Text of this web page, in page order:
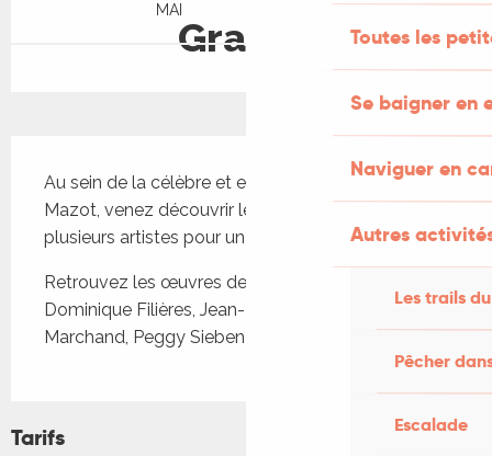
Toutes les
Se baigner en
Naviguer en
Autres
Les trails
Pêcher
Escalade
MAI SEPTEMBRE
Gratuit
Au sein de la célèbre et emblématique Maison
Mazot, venez découvrir le travail exceptionnel de
plusieurs artistes pour un exposition commune
Retrouvez les œuvres de Robert Boudinet,
Dominique Filières, Jean-Philippe Kunetz, Patricia
Marchand, Peggy Sieben
Tarifs